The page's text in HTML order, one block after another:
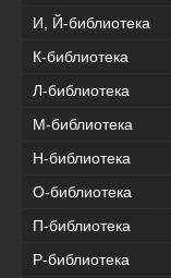
И, Й-библиотека
К-библиотека
Л-библиотека
М-библиотека
Н-библиотека
О-библиотека
П-библиотека
Р-библиотека